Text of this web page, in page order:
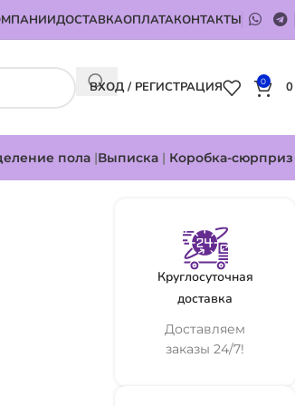
ДОСТАВКАОПЛАТАКОНТАКТЫ
ВХОД / РЕГИСТРАЦИЯ 0
пола |Выписка | Коробка-сюрприз
Круглосуточная
доставка
Доставляем
заказы 24/7!